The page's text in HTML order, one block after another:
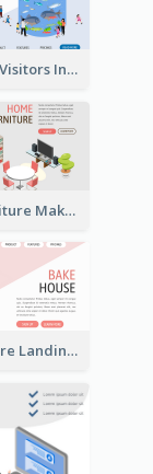
Aquarium Visitors Information Website With Isometric Graphics
Carol Furniture Maker Landing Page With Isometric Display
Bakery Store Landing Page With Isometric Graphics